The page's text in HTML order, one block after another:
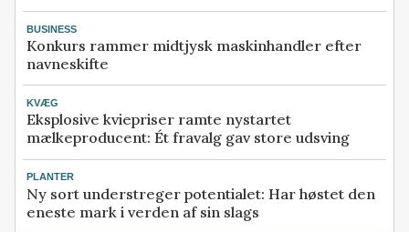
BUSINESS
Konkurs rammer midtjysk maskinhandler efter
navneskifte
KVÆG
Eksplosive kviepriser ramte nystartet
mælkeproducent: Ét fravalg gav store udsving
PLANTER
Ny sort understreger potentialet: Har høstet den
eneste mark i verden af sin slags